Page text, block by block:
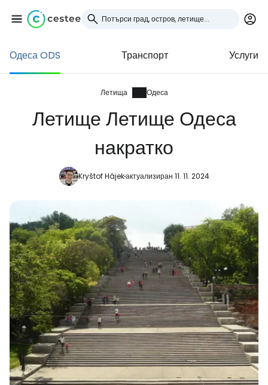
Одеса ODS Транспорт Услуги
Летища Одеса
Летище Летище Одеса
накратко
Kryštof Hájekактуализиран 11. 11. 2024
Влезте в Cestee
... световната общност на туристите
Продължете с Google
Продължете с Facebook
Продължете с имейл